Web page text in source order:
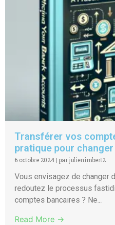
Transférer vos
pratique pour
6 octobre 2024 | par julienimbert2
Vous envisagez de changer
redoutez le processus
comptes bancaires ? Ne...
Read More →